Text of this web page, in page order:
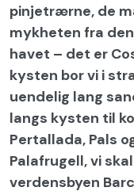
pinjetrærne, de
mykheten fra
havet – det er
kysten bor vi i
uendelig lang
langs kysten til
Pertallada, Pals
Palafrugell, vi
verdensbyen